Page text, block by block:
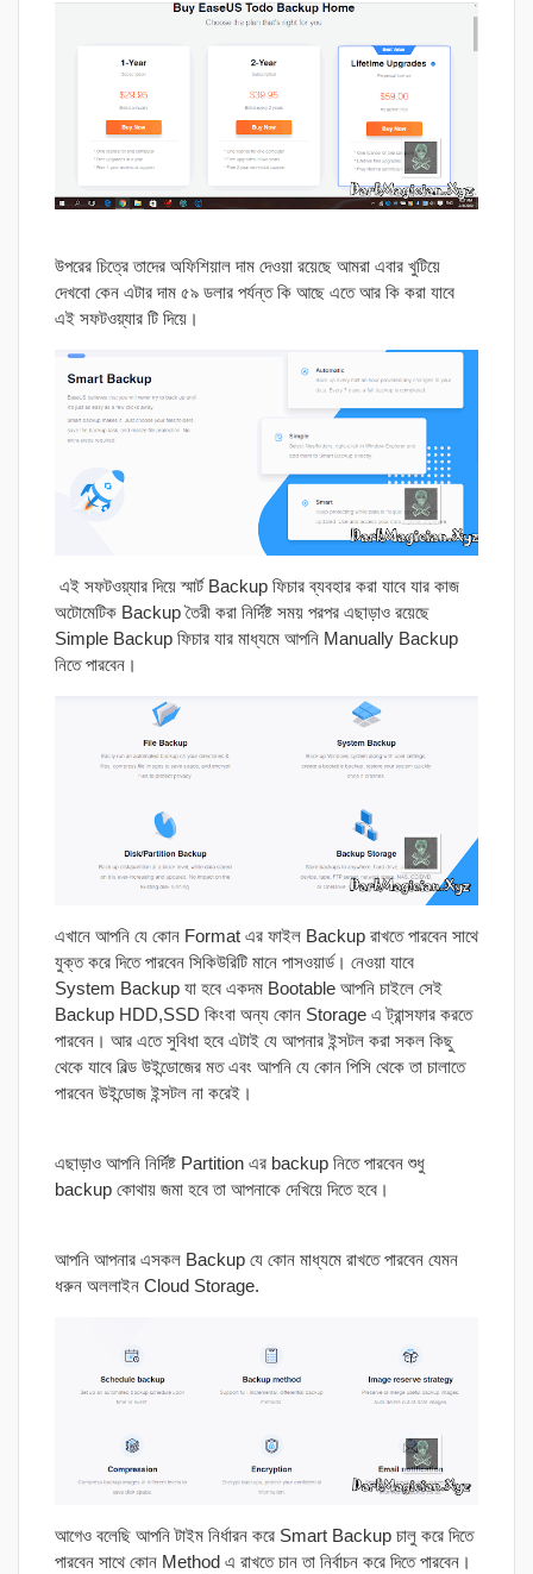
উপরের চিত্রে তাদের অফিশিয়াল দাম দেওয়া রয়েছে আমরা এবার খুটিয়ে
দেখবো কেন এটার দাম ৫৯ ডলার পর্যন্ত কি আছে এতে আর কি করা যাবে
এই সফটওয়্যার টি দিয়ে।
এই সফটওয়্যার দিয়ে স্মার্ট Backup ফিচার ব্যবহার করা যাবে যার কাজ
অটোমেটিক Backup তৈরী করা নির্দিষ্ট সময় পরপর এছাড়াও রয়েছে
Simple Backup ফিচার যার মাধ্যমে আপনি Manually Backup
নিতে পারবেন।
এখানে আপনি যে কোন Format এর ফাইল Backup রাখতে পারবেন সাথে
যুক্ত করে দিতে পারবেন সিকিউরিটি মানে পাসওয়ার্ড। নেওয়া যাবে
System Backup যা হবে একদম Bootable আপনি চাইলে সেই
Backup HDD,SSD কিংবা অন্য কোন Storage এ ট্রান্সফার করতে
পারবেন। আর এতে সুবিধা হবে এটাই যে আপনার ইন্সটল করা সকল কিছু
থেকে যাবে বিল্ড উইন্ডোজের মত এবং আপনি যে কোন পিসি থেকে তা চালাতে
পারবেন উইন্ডোজ ইন্সটল না করেই।
এছাড়াও আপনি নির্দিষ্ট Partition এর backup নিতে পারবেন শুধু
backup কোথায় জমা হবে তা আপনাকে দেখিয়ে দিতে হবে।
আপনি আপনার এসকল Backup যে কোন মাধ্যমে রাখতে পারবেন যেমন
ধরুন অললাইন Cloud Storage.
আগেও বলেছি আপনি টাইম নির্ধারন করে Smart Backup চালু করে দিতে
পারবেন সাথে কোন Method এ রাখতে চান তা নির্বাচন করে দিতে পারবেন।